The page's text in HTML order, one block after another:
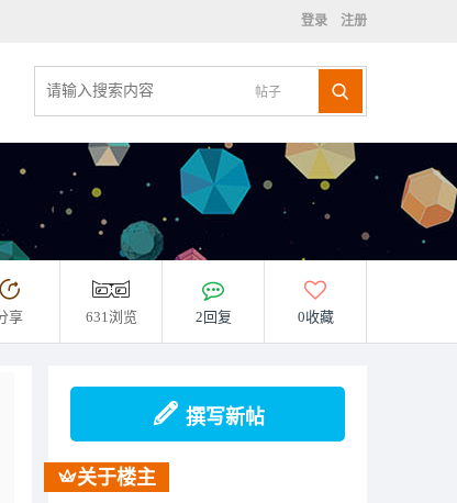
登录 注册
帖子
享 631浏览 2回复 0收藏
撰写新帖
关于楼主